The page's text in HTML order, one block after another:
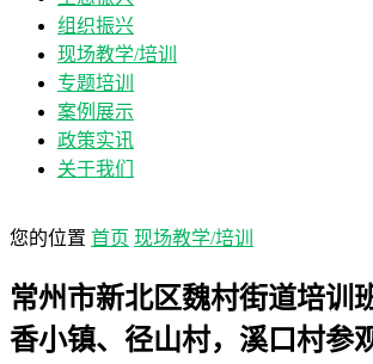
组织振兴
现场教学/培训
专题培训
案例展示
政策实讯
关于我们
您的位置 首页 现场教学/培训
常州市新北区魏村街道培训
香小镇、径山村，溪口村参